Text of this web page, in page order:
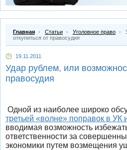
Главная Статьи Уголовное право
откупиться от правосудия
19.11.2011
Удар рублем, или
правосудия
Одной из наиболее широко
третьей «волне» поправок в
вводимая возможность
ответственности за
экономики путем возмещения